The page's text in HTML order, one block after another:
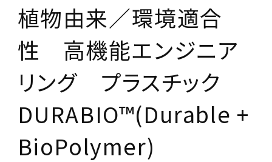
植物由来／環境適合
性 高機能エンジニア
リング プラスチック
DURABIO™(Durable +
BioPolymer)